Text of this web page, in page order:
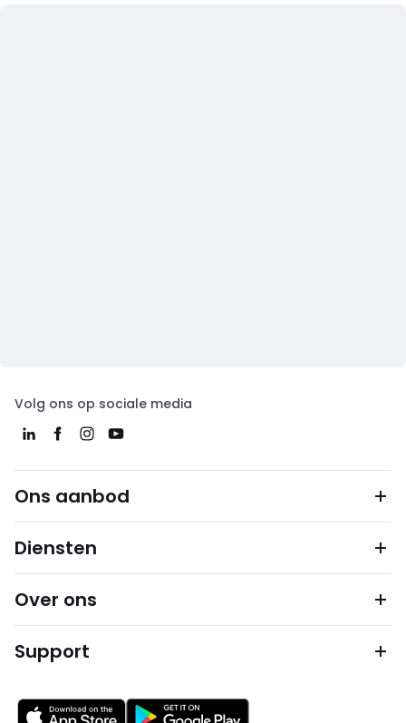
Volg ons op sociale media
Ons aanbod
Diensten
Over ons
Support